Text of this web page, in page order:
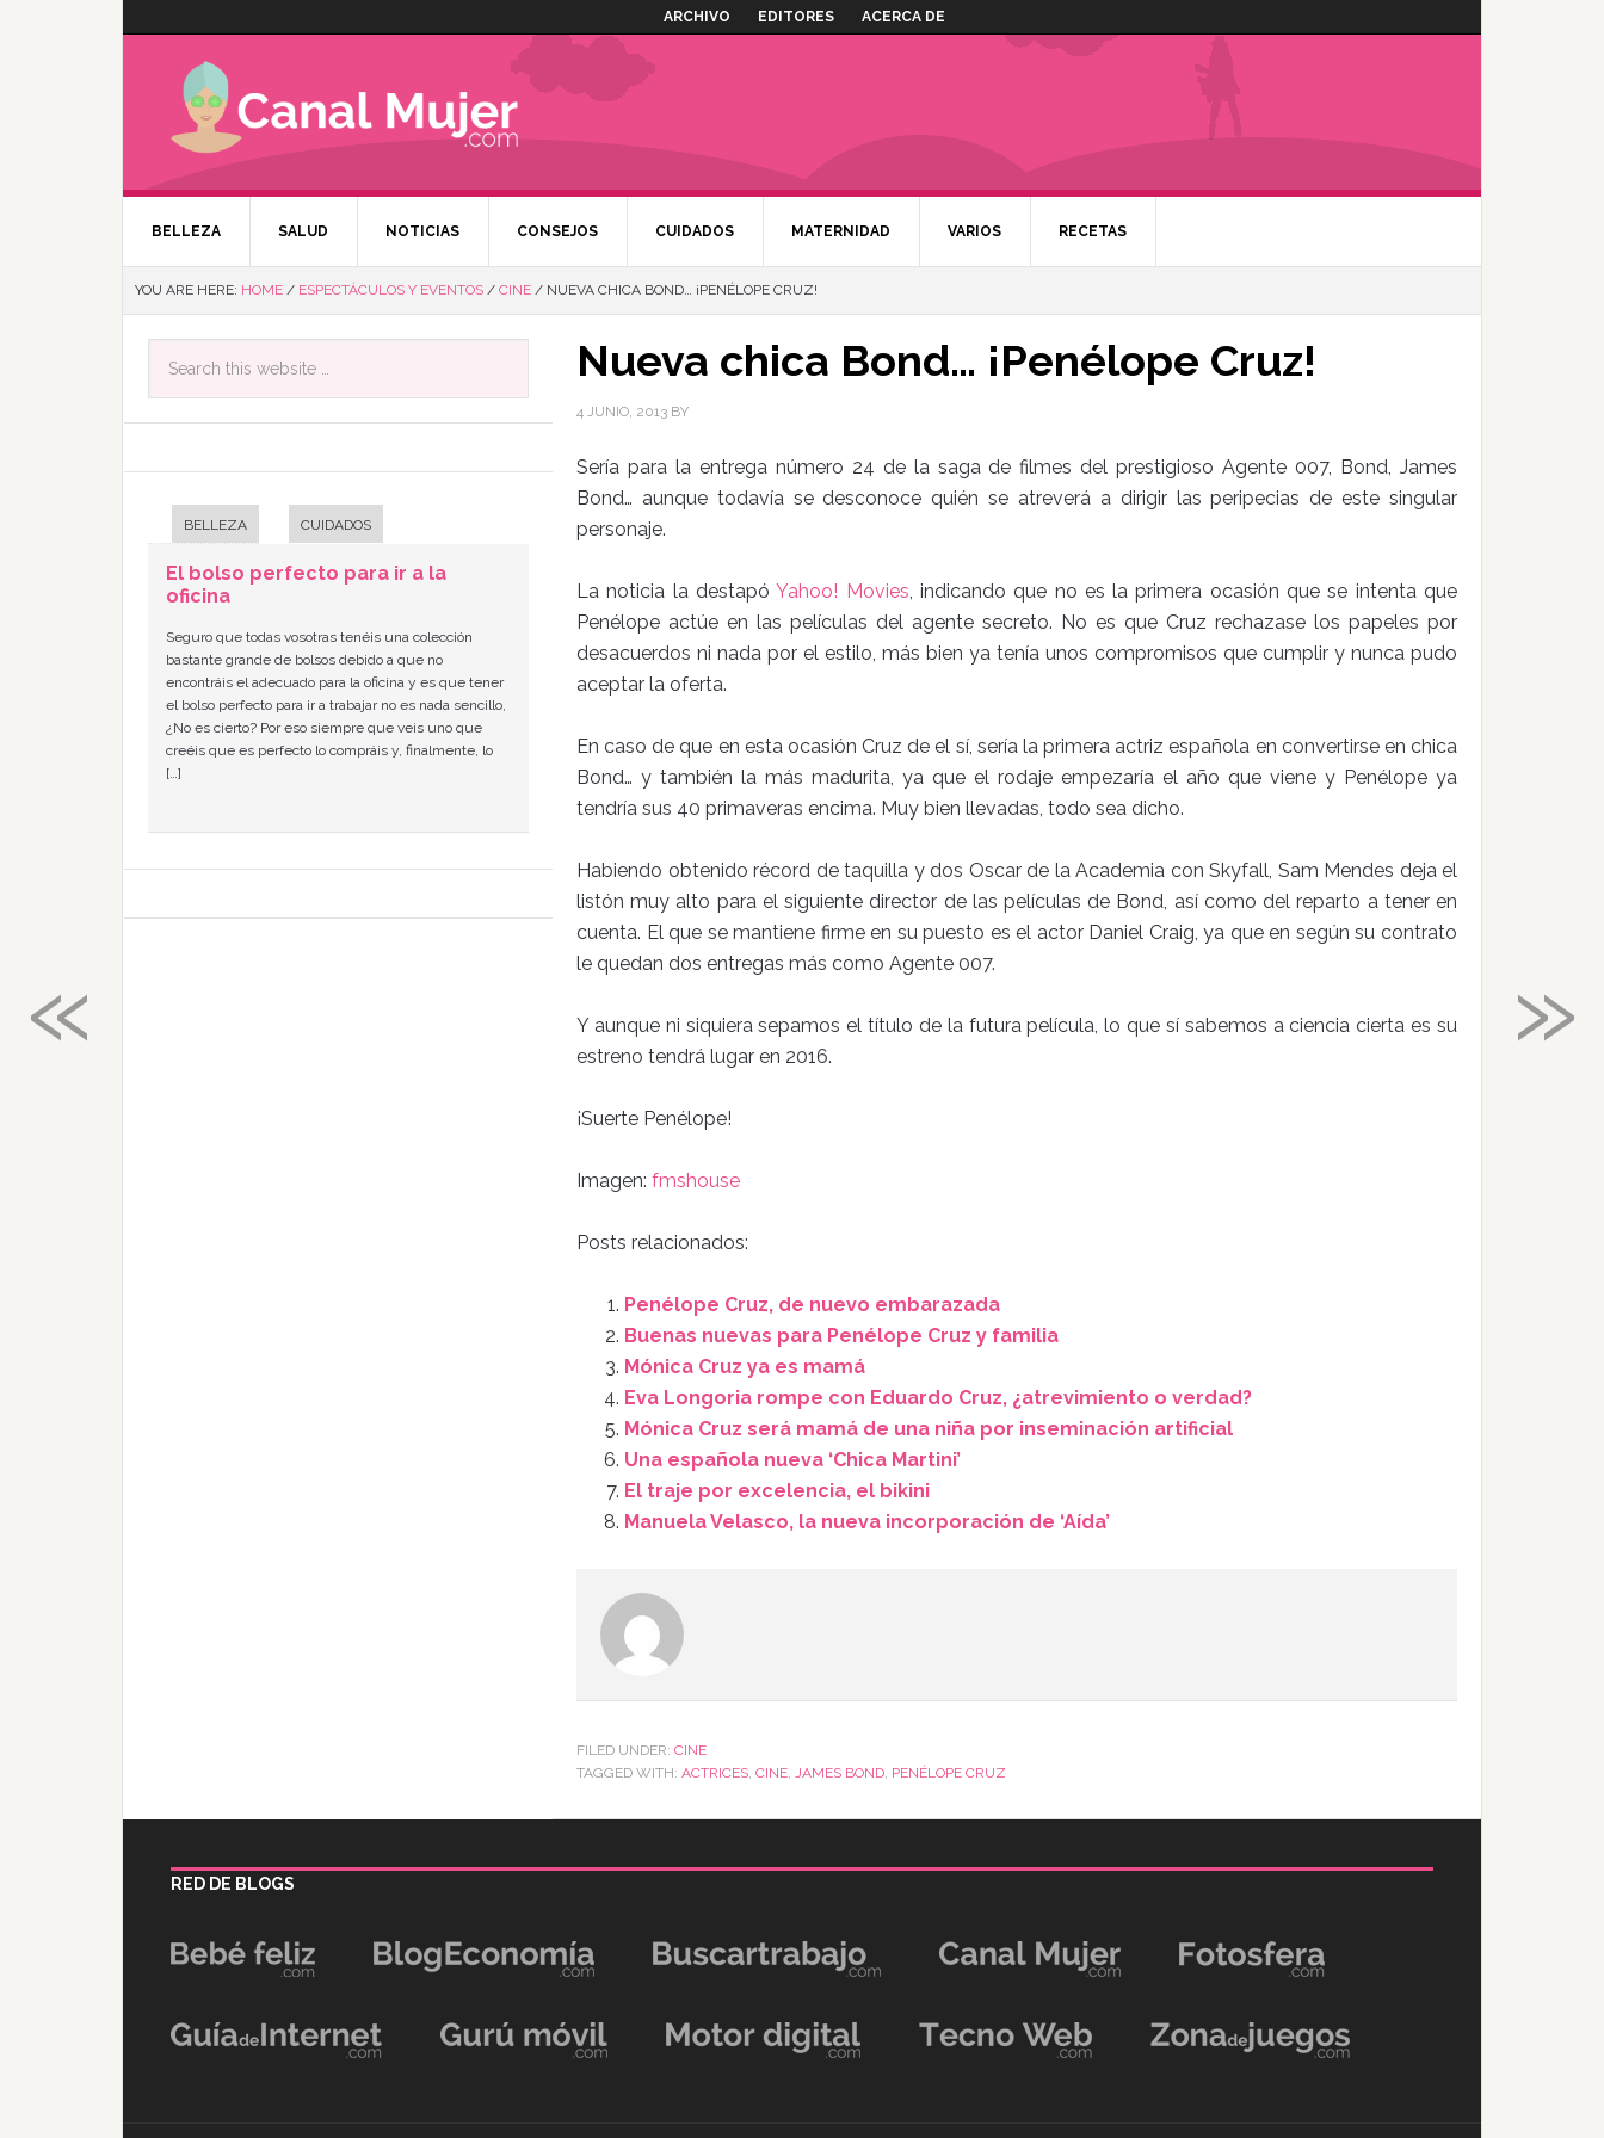
ARCHIVO EDITORES ACERCA DE
BELLEZA SALUD NOTICIAS CONSEJOS CUIDADOS MATERNIDAD VARIOS RECETAS
YOU ARE HERE: HOME / ESPECTÁCULOS Y EVENTOS / CINE / NUEVA CHICA BOND… ¡PENÉLOPE CRUZ!
Nueva chica Bond… ¡Penélope Cruz!
4 JUNIO, 2013 BY
Sería para la entrega número 24 de la saga de filmes del prestigioso Agente 007, Bond, James
Bond… aunque todavía se desconoce quién se atreverá a dirigir las peripecias de este singular
personaje.
La noticia la destapóYahoo! Movies, indicando que no es la primera ocasión que se intenta que
Penélope actúe en las películas del agente secreto. No es que Cruz rechazase los papeles por
desacuerdos ni nada por el estilo, más bien ya tenía unos compromisos que cumplir y nunca pudo
aceptar la oferta.
En caso de que en esta ocasión Cruz de el sí, sería la primera actriz española en convertirse en chica
Bond… y también la más madurita, ya que el rodaje empezaría el año que viene y Penélope ya
tendría sus 40 primaveras encima. Muy bien llevadas, todo sea dicho.
Habiendo obtenido récord de taquilla y dos Oscar de la Academia con Skyfall, Sam Mendes deja el
listón muy alto para el siguiente director de las películas de Bond, así como del reparto a tener en
cuenta. El que se mantiene firme en su puesto es el actor Daniel Craig, ya que en según su contrato
le quedan dos entregas más como Agente 007.
Y aunque ni siquiera sepamos el título de la futura película, lo que sí sabemos a ciencia cierta es su
estreno tendrá lugar en 2016.
¡Suerte Penélope!
Imagen: fmshouse
Posts relacionados:
Penélope Cruz, de nuevo embarazada
Buenas nuevas para Penélope Cruz y familia
Mónica Cruz ya es mamá
Eva Longoria rompe con Eduardo Cruz, ¿atrevimiento o verdad?
Mónica Cruz será mamá de una niña por inseminación artificial
Una española nueva ‘Chica Martini’
El traje por excelencia, el bikini
Manuela Velasco, la nueva incorporación de ‘Aída’
FILED UNDER: CINE
TAGGED WITH: ACTRICES, CINE, JAMES BOND, PENÉLOPE CRUZ
BELLEZA CUIDADOS
El bolso perfecto para ir a la
oficina
Seguro que todas vosotras tenéis una colección
bastante grande de bolsos debido a que no
encontráis el adecuado para la oficina y es que tener
el bolso perfecto para ir a trabajar no es nada sencillo,
¿No es cierto? Por eso siempre que veis uno que
creéis que es perfecto lo compráis y, finalmente, lo
[…]
RED DE BLOGS
»
«